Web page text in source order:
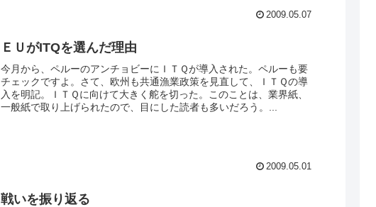
2009.05.07
ＥＵがITQを選んだ理由
今月から、ペルーのアンチョビーにＩＴＱが導入された。ペルーも要
チェックですよ。さて、欧州も共通漁業政策を見直して、ＩＴＱの導
入を明記。ＩＴＱに向けて大きく舵を切った。このことは、業界紙、
一般紙で取り上げられたので、目にした読者も多いだろう。...
2009.05.01
戦いを振り返る